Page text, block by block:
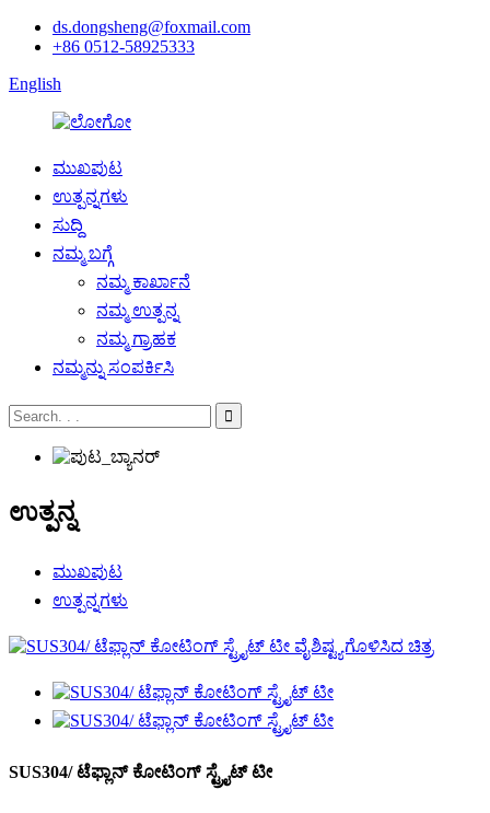
ds.dongsheng@foxmail.com
+86 0512-58925333
English
ಮುಖಪುಟ
ಉತ್ಪನ್ನಗಳು
ಸುದ್ದಿ
ನಮ್ಮ ಬಗ್ಗೆ
ನಮ್ಮ ಕಾರ್ಖಾನೆ
ನಮ್ಮ ಉತ್ಪನ್ನ
ನಮ್ಮ ಗ್ರಾಹಕ
ನಮ್ಮನ್ನು ಸಂಪರ್ಕಿಸಿ
ಉತ್ಪನ್ನ
ಮುಖಪುಟ
ಉತ್ಪನ್ನಗಳು
SUS304/ ಟೆಫ್ಲಾನ್ ಕೋಟಿಂಗ್ ಸ್ಟ್ರೈಟ್ ಟೀ